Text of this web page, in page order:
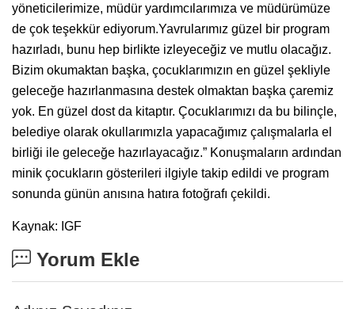
yöneticilerimize, müdür yardımcılarımıza ve müdürümüze
de çok teşekkür ediyorum.Yavrularımız güzel bir program
hazırladı, bunu hep birlikte izleyeceğiz ve mutlu olacağız.
Bizim okumaktan başka, çocuklarımızın en güzel şekliyle
geleceğe hazırlanmasına destek olmaktan başka çaremiz
yok. En güzel dost da kitaptır. Çocuklarımızı da bu bilinçle,
belediye olarak okullarımızla yapacağımız çalışmalarla el
birliği ile geleceğe hazırlayacağız.” Konuşmaların ardından
minik çocukların gösterileri ilgiyle takip edildi ve program
sonunda günün anısına hatıra fotoğrafı çekildi.
Kaynak: IGF
Yorum Ekle